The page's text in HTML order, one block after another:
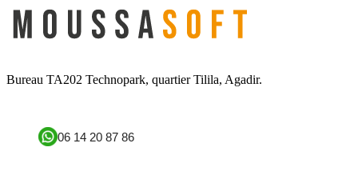
Bureau TA202 Technopark, quartier Tilila, Agadir.
06 14 20 87 86